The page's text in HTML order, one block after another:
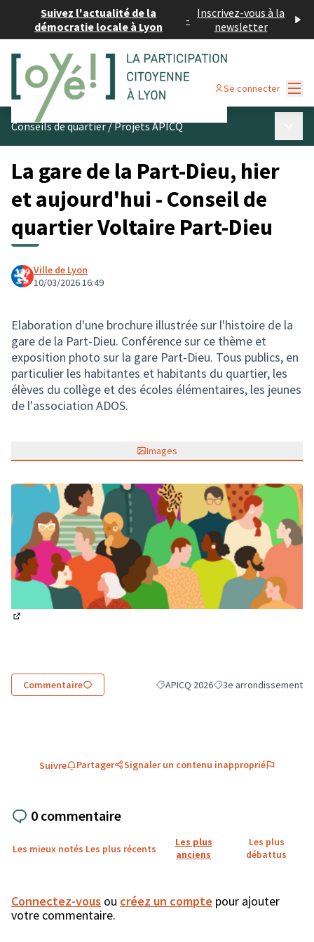
Suivez l'actualité de la
démocratie locale à Lyon
- Inscrivez-vous à la
newsletter
Se connecter
Conseils de quartier/Projets APICQ
La gare de la Part-Dieu, hier
et aujourd'hui - Conseil de
quartier Voltaire Part-Dieu
Ville de Lyon
10/03/2026 16:49
Elaboration d'une brochure illustrée sur l'histoire de la
gare de la Part-Dieu. Conférence sur ce thème et
exposition photo sur la gare Part-Dieu. Tous publics, en
particulier les habitantes et habitants du quartier, les
élèves du collège et des écoles élémentaires, les jeunes
de l'association ADOS.
Images
Commentaire Filtrer les résultats de la catégorie :
APICQ 2026Filtrer les résultats
3e arrondissement
Suivre Partager Signaler un contenu inapproprié
0 commentaire
Les mieux notés Les plus récents
Les plus
anciens
Les plus
débattus
Connectez-vous ou créez un compte pour ajouter
votre commentaire.